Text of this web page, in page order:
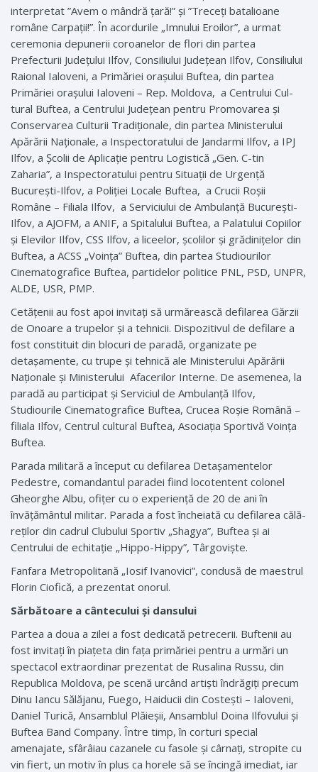
interpretat ”Avem o mândră țară!” și ”Treceți batalioane
române Carpații!”. În acordurile „Imnului Eroilor”, a urmat
ceremonia depunerii coroanelor de flori din partea
Prefecturii Județului Ilfov, Consiliului Județean Ilfov, Consiliului
Raional Ialoveni, a Primăriei orașului Buftea, din partea
Primăriei orașului Ialoveni – Rep. Moldova, a Centrului Cul­
tural Buftea, a Centrului Județean pentru Promovarea și
Conservarea Culturii Tradiționale, din partea Ministerului
Apărării Naționale, a Inspectoratului de Jandarmi Ilfov, a IPJ
Ilfov, a Școlii de Aplicație pentru Logistică „Gen. C-tin
Zaharia”, a Inspectoratu­lui pentru Situații de Urgență
București-Ilfov, a Poliției Locale Buftea, a Crucii Roșii
Române – Filiala Ilfov, a Serviciului de Ambulanță ­București-
Ilfov, a AJOFM, a ANIF, a Spitalului Buftea, a Palatului Copiilor
și Elevilor Ilfov, CSS Ilfov, a liceelor, școlilor și grădinițelor din
Buftea, a ACSS „Voința” Buftea, din partea Studiourilor
Cinematografice Buftea, partidelor politice PNL, PSD, UNPR,
­ALDE, USR, PMP.
Cetățenii au fost apoi invitați să urmărească defilarea Gărzii
de Onoare a trupelor și a tehnicii. Dispozitivul de defilare a
fost constituit din blocuri de paradă, organizate pe
detașamente, cu trupe și tehnică ale Ministerului Apărării
Naționale și Ministerului Afacerilor Interne. De asemenea, la
paradă au participat și Serviciul de Ambulanță Ilfov,
Studiourile Cinematografice Buftea, Crucea Roșie Română –
filiala Ilfov, Centrul cultural Buftea, Asociația Sportivă Voința
Buftea.
Parada militară a început cu defilarea Deta­șamentelor
Pedestre, comandantul paradei fiind locotentent colonel
Gheorghe Albu, ofițer cu o experiență de 20 de ani în
învățământul militar. Parada a fost încheiată cu defilarea călă­
reților din cadrul Clubului Sportiv „Shagya”, Buf­tea și ai
Centrului de echitație „Hippo-Hippy”, Târgoviște.
Fanfara Metropolitană „Iosif Ivanovici”, condusă de maestrul
Florin Ciofică, a prezentat ­onorul.
Sărbătoare a cântecului și dansului
Partea a doua a zilei a fost dedicată petrecerii. Buftenii au
fost invitați în piațeta din fața primăriei pentru a urmări un
spectacol extraordinar prezentat de Rusalina Russu, din
Republica Moldova, pe scenă urcând artiști îndrăgiți precum
Dinu Iancu Sălăjanu, Fuego, Haiducii din Costești – Ialoveni,
Daniel Turică, Ansamblul Plăieșii, Ansamblul Doina Ilfovului și
Buftea Band Company. Între timp, în corturi special
amenajate, sfârâiau cazanele cu fasole şi cârnaţi, stropite cu
vin fiert, un motiv în plus ca horele să se încingă imediat, iar